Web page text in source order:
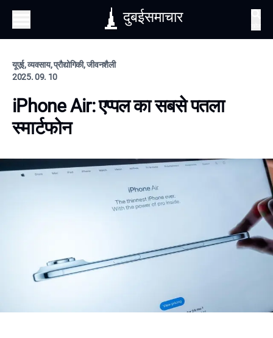
दुबईसमाचार
यूएई, व्यवसाय, प्रौद्योगिकी, जीवनशैली
2025. 09. 10
iPhone Air: एप्पल का सबसे पतला
स्मार्टफोन